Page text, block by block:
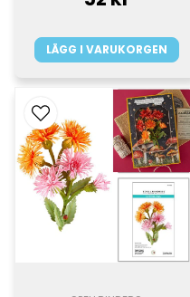
LÄGG I VARUKORGEN